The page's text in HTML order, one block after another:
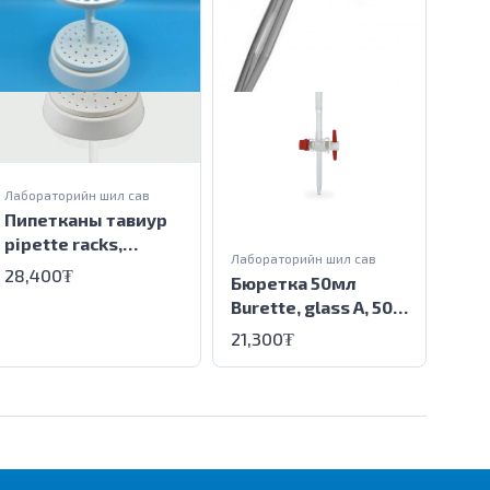
Пипетканы тавиур
pipette racks,
vertical
Лабораторийн шил сав
28,400₮
Бюретка 50мл
Burette, glass A, 50
ml
Лабораторийн шил сав
21,300₮